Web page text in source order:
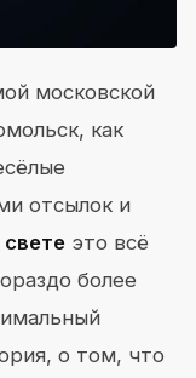
московской
как
отсылок и
это всё
более
о том, что